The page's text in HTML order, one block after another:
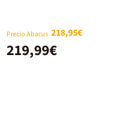
Precio Abacus 218,95€
219,99€